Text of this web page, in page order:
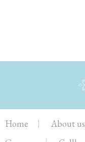
Home About us